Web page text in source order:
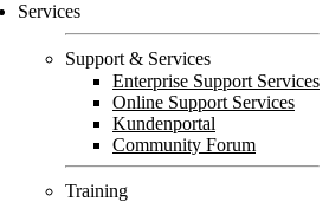
Services
Support & Services
Enterprise Support Services
Online Support Services
Kundenportal
Community Forum
Training